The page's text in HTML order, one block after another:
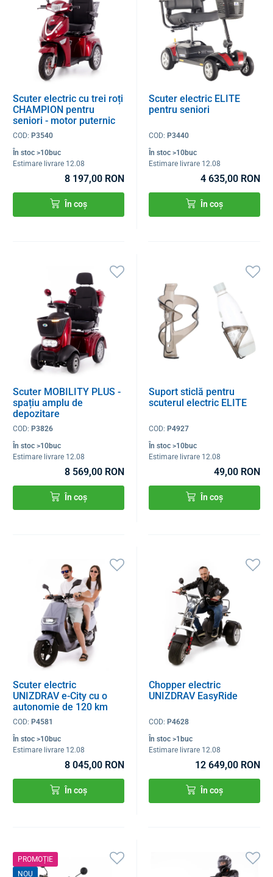
Scuter electric cu trei roți
CHAMPION pentru
seniori - motor puternic
de 1000 W, roșu
COD: P3540
În stoc >10buc
Estimare livrare 12.08
8 197,00 RON
În coș
Scuter electric ELITE
pentru seniori
COD:P3440
În stoc >10buc
Estimare livrare 12.08
4 635,00 RON
În coș
Scuter MOBILITY PLUS -
spațiu amplu de
depozitare
COD: P3826
În stoc >10buc
Estimare livrare 12.08
8 569,00 RON
În coș
Suport sticlă pentru
scuterul electric ELITE
COD:P4927
În stoc >10buc
Estimare livrare 12.08
49,00 RON
În coș
Scuter electric
UNIZDRAV e-City cu o
autonomie de 120 km
COD: P4581
În stoc >10buc
Estimare livrare 12.08
8 045,00 RON
În coș
Chopper electric
UNIZDRAV EasyRide
COD:P4628
În stoc >1buc
Estimare livrare 12.08
12 649,00 RON
În coș
PROMOȚIE
NOU